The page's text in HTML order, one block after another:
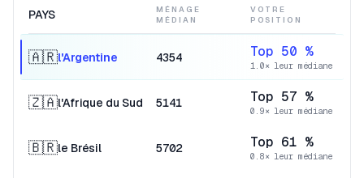
PAYS
MÉNAGE
MÉDIAN
VOTRE
POSITION
🇦🇷l'Argentine 4354 Top 50 %
1.0× leur médiane
🇿🇦l'Afrique du Sud 5141 Top 57 %
0.9× leur médiane
🇧🇷le Brésil 5702 Top 61 %
0.8× leur médiane